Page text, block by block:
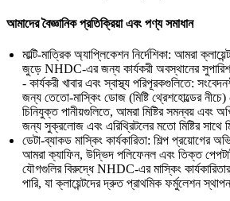
আমাদের বৈজ্ঞানিক প্রতিক্রিয়া এবং পণ্য সমাধান
মাল্টি-মাত্রিক অ্যাপ্লিকেশন নির্দেশিকা: আমরা
জুড়ে NHDC-এর জন্য কার্যকরী অবস্থানের
- কার্যকরী খাবার এবং স্বাস্থ্য পরিপূরকগুলিতে:
জন্য তেতো-মাস্কিং ডোজ (মিষ্টি থ্রেশহোল্ডের
চিনিযুক্ত পানীয়গুলিতে, আমরা মিষ্টির সমন্বয় এবং
জন্য সুক্রলোজ এবং এরিথ্রিটলের মতো মিষ্টির সাথে
ডেটা-ব্যাকড মাস্কিং কার্যকারিতা: শিল্প প্রয়োগের
আমরা ক্যাফিন, উদ্ভিদ পলিফেনল এবং তিক্ত
যৌগগুলির বিরুদ্ধে NHDC-এর মাস্কিং কার্যকারিতার
পারি, যা ক্লায়েন্টদের দ্রুত প্রাথমিক ফর্মুলেশন